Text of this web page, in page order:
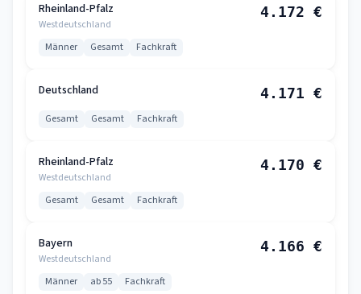
Rheinland-Pfalz
Westdeutschland
4.172 €
Männer Gesamt Fachkraft
Deutschland 4.171 €
Gesamt Gesamt Fachkraft
Rheinland-Pfalz
Westdeutschland
4.170 €
Gesamt Gesamt Fachkraft
Bayern
Westdeutschland
4.166 €
Männer ab 55 Fachkraft